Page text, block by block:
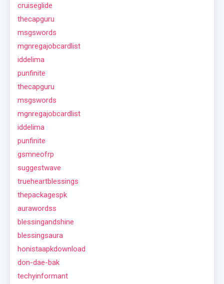
cruiseglide
thecapguru
msgswords
mgnregajobcardlist
iddelima
punfinite
thecapguru
msgswords
mgnregajobcardlist
iddelima
punfinite
gsmneofrp
suggestwave
trueheartblessings
thepackagespk
aurawordss
blessingandshine
blessingsaura
honistaapkdownload
don-dae-bak
techyinformant